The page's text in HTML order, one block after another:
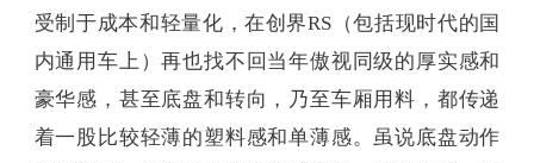
受制于成本和轻量化，在创界RS（包括现时代的国
内通用车上）再也找不回当年傲视同级的厚实感和
豪华感，甚至底盘和转向，乃至车厢用料，都传递
着一股比较轻薄的塑料感和单薄感。虽说底盘动作